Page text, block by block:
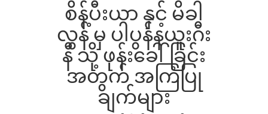
စိန့်ပီးယာ နှင့် မိခါ
လွန် မှ ပါပွန်နယူးဂီး
နီ သို့ ဖုန်းခေါ်ခြင်း
အတွက် အကြံပြု
ချက်များ